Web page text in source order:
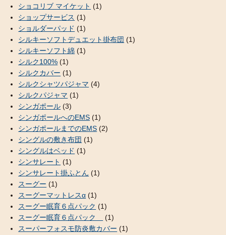
ショコリブ マイケット (1)
ショップサービス (1)
ショルダーパッド (1)
シルキーソフトデュエット掛布団 (1)
シルキーソフト綿 (1)
シルク100% (1)
シルクカバー (1)
シルクシャツパジャマ (4)
シルクパジャマ (1)
シンガポール (3)
シンガポールへのEMS (1)
シンガポールまでのEMS (2)
シングルの敷き布団 (1)
シングルはベッド (1)
シンサレート (1)
シンサレート掛ふとん (1)
スーグー (1)
スーグーマットレスα (1)
スーグー眠育６点パック (1)
スーグー眠育６点パック
(1)
スーパーフォスモ防炎敷カバー (1)